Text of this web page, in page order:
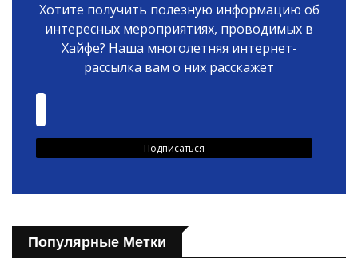
Хотите получить полезную информацию об
интересных мероприятиях, проводимых в
Хайфе? Наша многолетняя интернет-
рассылка вам о них расскажет
Популярные Метки